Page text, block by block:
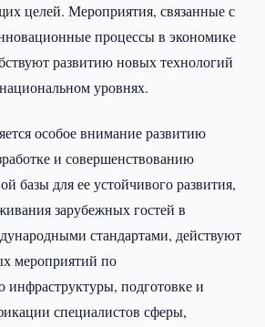
целей. Мероприятия, связанные с
процессы в экономике
развитию новых технологий
уровнях.
особое внимание развитию
и совершенствованию
базы для ее устойчивого развития,
зарубежных гостей в
стандартами, действуют
мероприятий по
инфраструктуры, подготовке и
специалистов сферы,